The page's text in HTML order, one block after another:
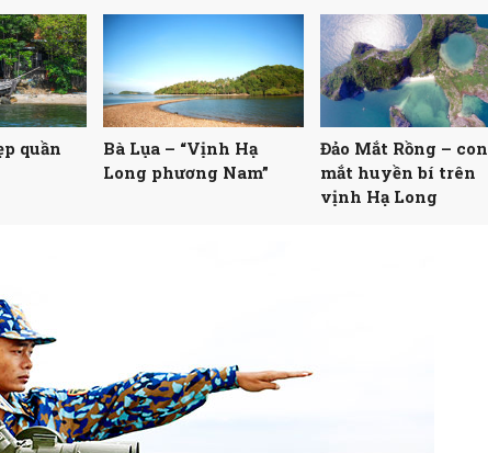
quần
Bà Lụa – “Vịnh Hạ
Long phương Nam”
Đảo Mắt Rồng – con
mắt huyền bí trên
vịnh Hạ Long